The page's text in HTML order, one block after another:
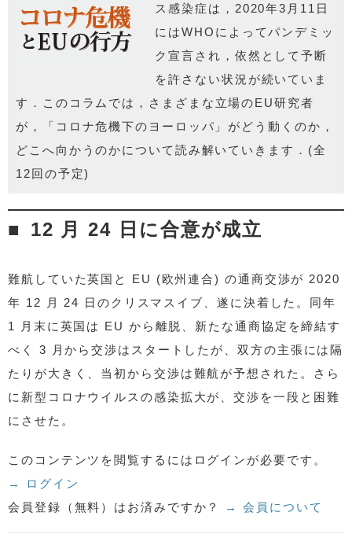
ス感染症は， 2020年3月11日
にはWHOによってパンデミッ
ク宣言され， 依然として予断
を許さない状況が続いていま
す．このコラムでは， さまざまな立場のEU研究者
が，「コロナ危機下のヨーロッパ」 がどう動くのか，
どこへ向かうのかについて読み解いていきます． (全
12回の予定)
12 月 24 日に合意が成立
難航していた英国と EU (欧州連合) の通商交渉が 2020
年 12 月 24 日のクリスマスイブ、遂に決着した。同年
1 月末に英国は EU から離脱、新たな通商協定を締結す
べく 3 月から交渉はスタートしたが、双方の主張には隔
たりが大きく、当初から交渉は難航が予想された。さら
に新型コロナウイルスの感染拡大が、交渉を一段と困難
にさせた。
このコンテンツを閲覧するにはログインが必要です。
→ ログイン
会員登録（無料）はお済みですか？
→ 会員について